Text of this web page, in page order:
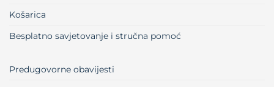
Košarica
Besplatno savjetovanje i stručna pomoć
Predugovorne obavijesti